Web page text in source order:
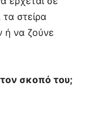
στείρα
ή να ζούνε
σκοπό του;